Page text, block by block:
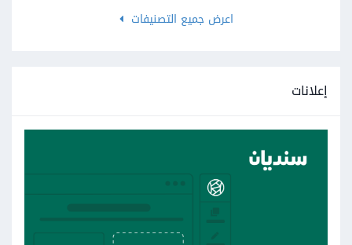
اعرض جميع التصنيفات
إعلانات